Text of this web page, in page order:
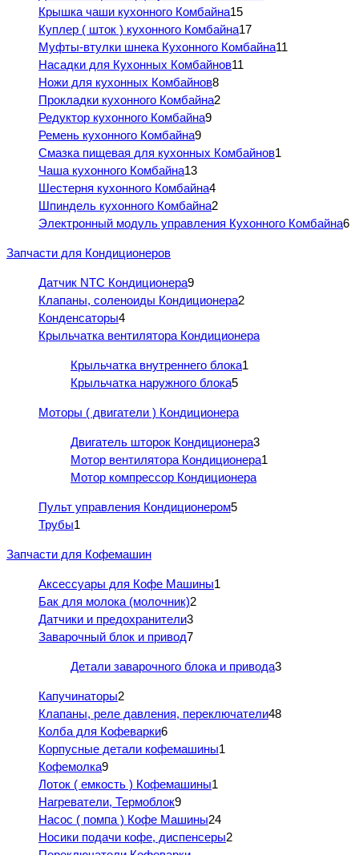
Крышка чаши кухонного Комбайна15
Куплер ( шток ) кухонного Комбайна17
Муфты-втулки шнека Кухонного Комбайна11
Насадки для Кухонных Комбайнов11
Ножи для кухонных Комбайнов8
Прокладки кухонного Комбайна2
Редуктор кухонного Комбайна9
Ремень кухонного Комбайна9
Смазка пищевая для кухонных Комбайнов1
Чаша кухонного Комбайна13
Шестерня кухонного Комбайна4
Шпиндель кухонного Комбайна2
Электронный модуль управления Кухонного Комбайна6
Запчасти для Кондиционеров
Датчик NTC Кондиционера9
Клапаны, соленоиды Кондиционера2
Конденсаторы4
Крыльчатка вентилятора Кондиционера
Крыльчатка внутреннего блока1
Крыльчатка наружного блока5
Моторы ( двигатели ) Кондиционера
Двигатель шторок Кондиционера3
Мотор вентилятора Кондиционера1
Мотор компрессор Кондиционера
Пульт управления Кондиционером5
Трубы1
Запчасти для Кофемашин
Аксессуары для Кофе Машины1
Бак для молока (молочник)2
Датчики и предохранители3
Заварочный блок и привод7
Детали заварочного блока и привода3
Капучинаторы2
Клапаны, реле давления, переключатели48
Колба для Кофеварки6
Корпусные детали кофемашины1
Кофемолка9
Лоток ( емкость ) Кофемашины1
Нагреватели, Термоблок9
Насос ( помпа ) Кофе Машины24
Носики подачи кофе, диспенсеры2